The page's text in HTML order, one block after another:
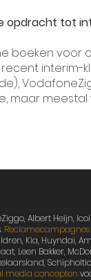
opdracht tot
boeken voor
recent interim-
maar meestal
Albert Heijn,
Reclamecampagnes
Kia, Huyndai,
Leen Bakker,
media concepten